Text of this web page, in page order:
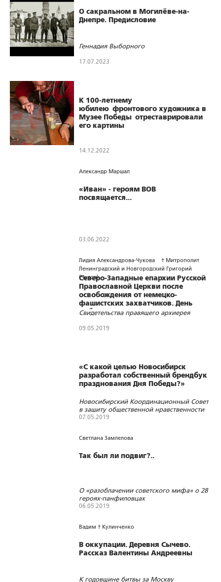
О сакральном в Могилёве-на-
Днепре. Предисловие
Геннадия Выборного
17.07.2023
К 100-летнему
юбилею фронтового художника в
Музее Победы отреставрировали
его картины
14.12.2022
Александр Маршал
«Иван» - героям ВОВ
посвящается...
03.06.2022
Лидия Александрова-Чукова
† Митрополит
Ленинградский и Новгородский Григорий
(Чуков)
Северо-Западные епархии Русской
Православной Церкви после
освобождения от немецко-
фашистских захватчиков. День
Победы в Ленинграде
Свидетельства правящего архиерея
09.05.2019
«С какой целью Новосибирск
разработал собственный брендбук
празднования Дня Победы?»
Новосибирский Координационный Совет
в защиту общественной нравственности
обратился к мэру города А.Е. Локтю в
маков и перевернутой звезды
07.05.2019
Светлана Замлелова
Так был ли подвиг?..
О «разоблачении советского мифа» о 28
героях-панфиловцах
06.05.2019
Вадим † Кулинченко
В оккупации. Деревня Сычево.
Рассказ Валентины Андреевны
К годовщине битвы за Москву